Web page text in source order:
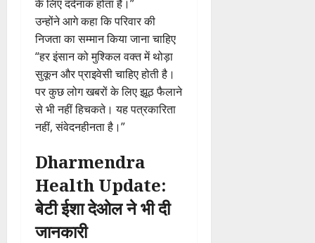
के लिए दर्दनाक होता है।”
उन्होंने आगे कहा कि परिवार की
निजता का सम्मान किया जाना चाहिए
“हर इंसान को मुश्किल वक्त में थोड़ा
सुकून और प्राइवेसी चाहिए होती है।
पर कुछ लोग खबरों के लिए झूठ फैलाने
से भी नहीं हिचकते। यह पत्रकारिता
नहीं, संवेदनहीनता है।”
Dharmendra
Health Update:
बेटी ईशा देओल ने भी दी
जानकारी